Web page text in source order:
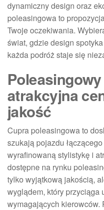
dynamiczny design oraz
poleasingowa to
Twoje oczekiwania.
świat, gdzie design
każda podróż staje się
atrakcyjna
jakość
Cupra poleasingowa to
szukają pojazdu
wyrafinowaną stylistykę i
dostępne na rynku
tylko wyjątkową jakością,
wyglądem, który przyciąga
wymagających